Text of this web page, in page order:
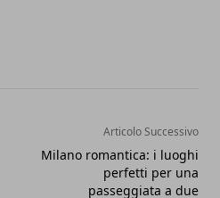
Articolo Successivo
Milano romantica: i luoghi
perfetti per una
passeggiata a due